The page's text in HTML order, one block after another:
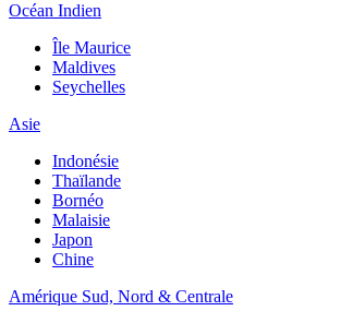
Océan Indien
Île Maurice
Maldives
Seychelles
Asie
Indonésie
Thaïlande
Bornéo
Malaisie
Japon
Chine
Amérique Sud, Nord & Centrale